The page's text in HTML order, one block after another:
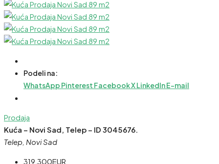
Podeli na:
WhatsApp Pinterest FacebookXLinkedInE-mail
Prodaja
Kuća – Novi Sad, Telep – ID 3045676.
Telep, Novi Sad
319,300EUR